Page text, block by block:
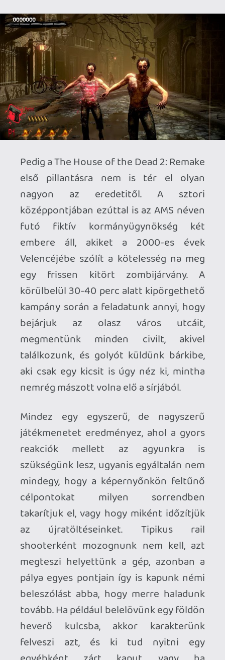
nemrég mászott volna elő a sírjából.
Mindez egy egyszerű, de nagyszerű
játékmenetet eredményez, ahol a gyors
reakciók mellett az agyunkra is
szükségünk lesz, ugyanis egyáltalán nem
mindegy, hogy a képernyőnkön feltűnő
célpontokat milyen sorrendben
takarítjuk el, vagy hogy miként időzítjük
az újratöltéseinket. Tipikus rail
shooterként mozognunk nem kell, azt
pálya egyes pontjain így is kapunk némi
beleszólást abba, hogy merre haladunk
tovább. Ha például belelövünk egy földön
heverő kulcsba, akkor karakterünk
felveszi azt, és ki tud nyitni egy
egyébként zárt kaput, vagy ha
megmentünk egy civilt, akkor az illető
megmutathat nekünk egy alternatív
útvonalat, ilyesmikre kell gondolni.
A fentiek alapján az embernek könnyen
House of the Dead 2: Remake végső
soron egészen hű maradt az
eredetijéhez, az ördög azonban, mint oly
sok esetben, ezúttal is a részletekben
rejlik. Az első negatívum, amibe az
újrázás kapcsán belefuthatunk, az a játék
technikai oldala. Nincs ezen mit szépíteni,
a program nagyon gyenge állapotban
debütált, legyen szó akár a hiányosan
betöltődő textúrákról, a találatok
pontatlan érzékeléséről, vagy a
véletlenszerű összeomlásokról. A
fejlesztők becsületére legyen mondva,
hogy a megjelenés óta már több
javítással is előálltak a remake-hez,
azonban sajnos ennek a felújításnak
olyan problémái is akadnak, melyeken
néhány patch nem tud segíteni.
Tipikusan ilyen például a remake
kinézete. Az új karaktermodellek még